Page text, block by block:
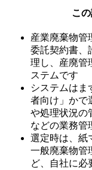
こ
産業廃棄物管
委託契約書、
理し、産廃管
ステムです
システムはま
者向け」かで
や処理状況の
などの業務管
選定時は、紙
一般廃棄物管
ど、自社に必